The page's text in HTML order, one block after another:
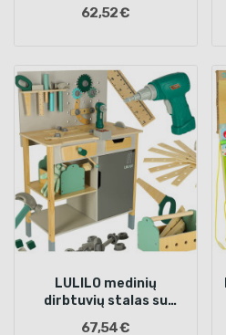
62,52 €
LULILO medinių
dirbtuvių stalas su
67,54 €